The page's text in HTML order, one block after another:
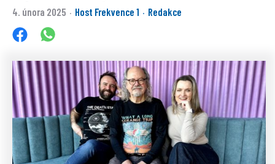
4. února 2025 · Host Frekvence 1 · Redakce